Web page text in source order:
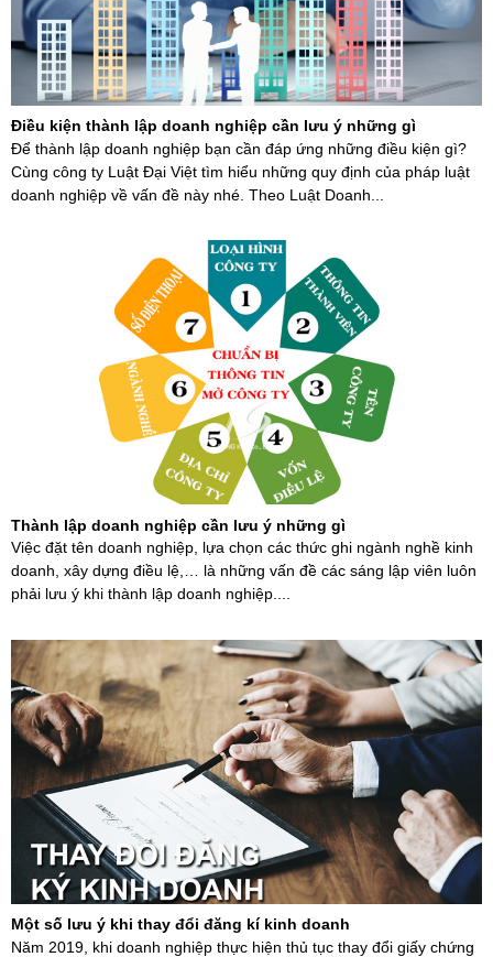
Điều kiện thành lập doanh nghiệp cần lưu ý những gì
Để thành lập doanh nghiệp bạn cần đáp ứng những điều kiện gì?
Cùng công ty Luật Đại Việt tìm hiểu những quy định của pháp luật
doanh nghiệp về vấn đề này nhé. Theo Luật Doanh...
Thành lập doanh nghiệp cần lưu ý những gì
Việc đặt tên doanh nghiệp, lựa chọn các thức ghi ngành nghề kinh
doanh, xây dựng điều lệ,… là những vấn đề các sáng lập viên luôn
phải lưu ý khi thành lập doanh nghiệp....
Một số lưu ý khi thay đổi đăng kí kinh doanh
Năm 2019, khi doanh nghiệp thực hiện thủ tục thay đổi giấy chứng